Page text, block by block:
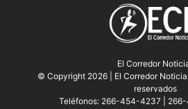
El Corredor
© Copyright 2026 | El Corredor
reservados
Teléfonos: 266-454-4237 |